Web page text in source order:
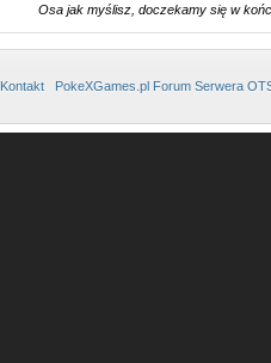
Osa jak myślisz, doczekamy się w
Kontakt PokeXGames.pl Forum Serwera